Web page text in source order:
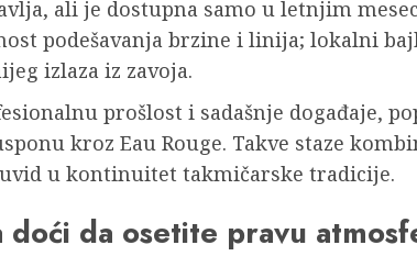
ali je dostupna samo u letnjim
podešavanja brzine i linija; lokalni
izlaza iz zavoja.
prošlost i sadašnje događaje,
kroz Eau Rouge. Takve staze
u kontinuitet takmičarske tradicije.
da osetite pravu